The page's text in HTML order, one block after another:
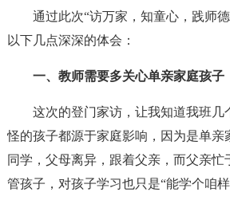
通过此次“访万家，知童心，践师
以下几点深深的体会：
一、教师需要多关心单亲家庭孩子
这次的登门家访，让我知道我班几
怪的孩子都源于家庭影响，因为是单亲
同学，父母离异，跟着父亲，而父亲忙
管孩子，对孩子学习也只是“能学个咱